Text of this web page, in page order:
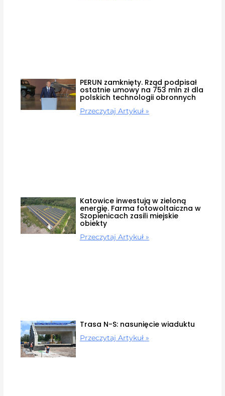
PERUN zamknięty. Rząd podpisał
ostatnie umowy na 753 mln zł dla
polskich technologii obronnych
Przeczytaj Artykuł »
Katowice inwestują w zieloną
energię. Farma fotowoltaiczna w
Szopienicach zasili miejskie
obiekty
Przeczytaj Artykuł »
Trasa N-S: nasunięcie wiaduktu
Przeczytaj Artykuł »